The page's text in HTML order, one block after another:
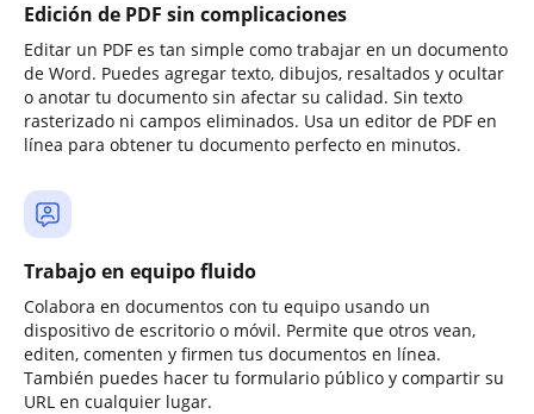
Edición de PDF sin complicaciones
Editar un PDF es tan simple como trabajar en un documento
de Word. Puedes agregar texto, dibujos, resaltados y ocultar
o anotar tu documento sin afectar su calidad. Sin texto
rasterizado ni campos eliminados. Usa un editor de PDF en
línea para obtener tu documento perfecto en minutos.
Trabajo en equipo fluido
Colabora en documentos con tu equipo usando un
dispositivo de escritorio o móvil. Permite que otros vean,
editen, comenten y firmen tus documentos en línea.
También puedes hacer tu formulario público y compartir su
URL en cualquier lugar.